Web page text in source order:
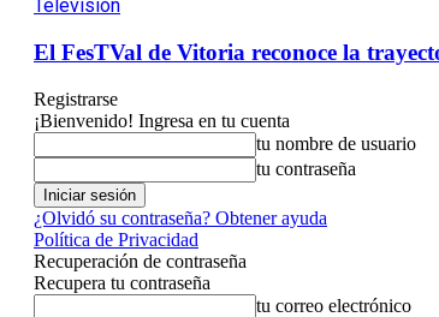
Televisión
El FesTVal de Vitoria reconoce la
Registrarse
¡Bienvenido! Ingresa en tu cuenta
tu nombre de usuario
tu contraseña
¿Olvidó su contraseña? Obtener ayuda
Política de Privacidad
Recuperación de contraseña
Recupera tu contraseña
tu correo electrónico